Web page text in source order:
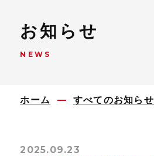
お知らせ
NEWS
ホーム すべてのお知らせ
2025.09.23